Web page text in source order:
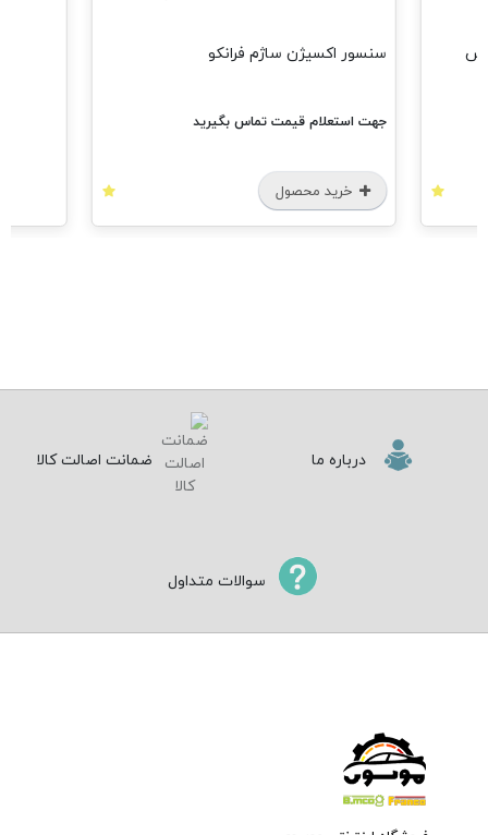
سنسور اکسیژن ساژم فرانکو
جهت استعلام قیمت تماس بگیرید
خرید محصول
درباره ما ضمانت اصالت کالا
سوالات متداول